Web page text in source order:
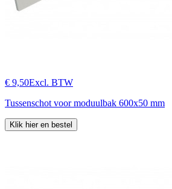
€ 9,50Excl. BTW
Tussenschot voor moduulbak 600x50 mm
Klik hier en bestel